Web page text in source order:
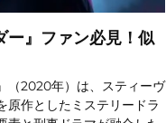
ー』ファン必見！似
（2020年）は、スティーヴ
原作としたミステリードラ